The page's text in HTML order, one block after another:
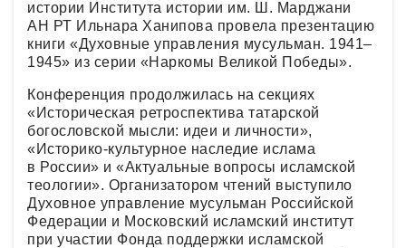
истории Института истории им. Ш. Марджани
АН РТ Ильнара Ханипова провела презентацию
книги «Духовные управления мусульман. 1941–
1945» из серии «Наркомы Великой Победы».
Конференция продолжилась на секциях
«Историческая ретроспектива татарской
богословской мысли: идеи и личности»,
«Историко-культурное наследие ислама
в России» и «Актуальные вопросы исламской
теологии». Организатором чтений выступило
Духовное управление мусульман Российской
Федерации и Московский исламский институт
при участии Фонда поддержки исламской